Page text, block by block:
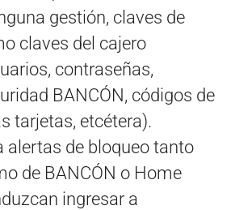
gestión, claves de
claves del cajero
contraseñas,
BANCÓN, códigos de
tarjetas, etcétera).
alertas de bloqueo tanto
de BANCÓN o Home
ingresar a